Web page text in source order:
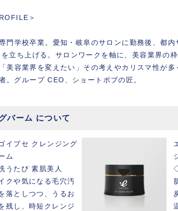
＞
門学校卒業。愛知・岐阜のサロンに勤務後、都
立ち上げる。サロンワークを軸に、美容業界の
美容業界を変えたい」その考えやカリスマ性が
。グループ CEO、ショートボブの匠。
バーム について
イプセ クレンジング
ム
うたび 素肌美人
クや気になる毛穴汚
落としつつ、うるお
残し、時短クレンジ